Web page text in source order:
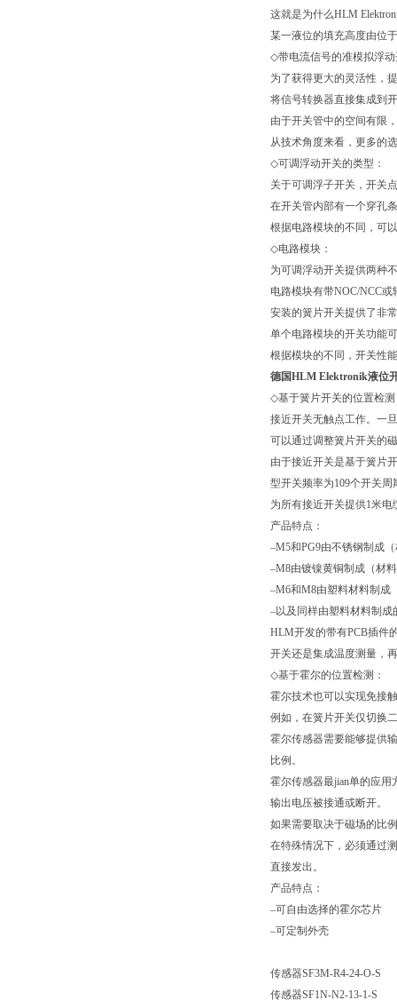
这就是为什么HLM
某一液位的填充高度由位
◇带电流信号的准模拟浮
为了获得更大的灵活性，
将信号转换器直接集成到
由于开关管中的空间有限
从技术角度来看，更多的
◇可调浮动开关的类型：
关于可调浮子开关，开关
在开关管内部有一个穿孔
根据电路模块的不同，可
◇电路模块：
为可调浮动开关提供两种
电路模块有带NOC/NCC或
安装的簧片开关提供了非
单个电路模块的开关功能
根据模块的不同，开关性
德国HLM Elektronik液位
◇基于簧片开关的位置检
接近开关无触点工作。一
可以通过调整簧片开关的
由于接近开关是基于簧片
型开关频率为109个开关周
为所有接近开关提供1米电
产品特点：
–M5和PG9由不锈钢制成
–M8由镀镍黄铜制成（材
–M6和M8由塑料材料制成
–以及同样由塑料材料制成
HLM开发的带有PCB插件
开关还是集成温度测量，
◇基于霍尔的位置检测：
霍尔技术也可以实现免接
例如，在簧片开关仅切换
霍尔传感器需要能够提供
比例。
霍尔传感器最jian单的应
输出电压被接通或断开。
如果需要取决于磁场的比
在特殊情况下，必须通过
直接发出。
产品特点：
–可自由选择的霍尔芯片
–可定制外壳
传感器SF3M-R4-24-O-S
传感器SF1N-N2-13-1-S